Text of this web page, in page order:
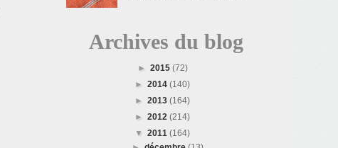
Archives du blog
► 2015 (72)
► 2014 (140)
► 2013 (164)
► 2012 (214)
▼ 2011 (164)